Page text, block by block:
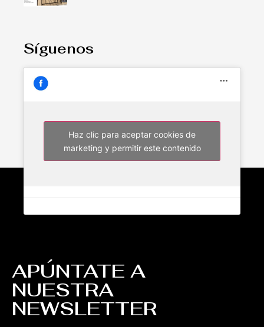
Síguenos
Haz clic para aceptar cookies de
marketing y permitir este contenido
APÚNTATE A
NUESTRA
NEWSLETTER